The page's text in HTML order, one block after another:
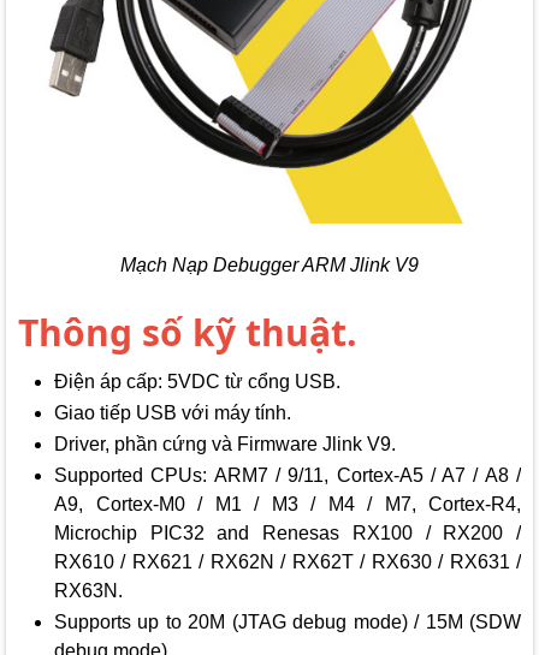
Mạch Nạp Debugger ARM Jlink V9
Thông số kỹ thuật.
Điện áp cấp: 5VDC từ cổng USB.
Giao tiếp USB với máy tính.
Driver, phần cứng và Firmware Jlink V9.
Supported CPUs: ARM7 / 9/11, Cortex-A5 / A7 / A8 /
A9, Cortex-M0 / M1 / M3 / M4 / M7, Cortex-R4,
Microchip PIC32 and Renesas RX100 / RX200 /
RX610 / RX621 / RX62N / RX62T / RX630 / RX631 /
RX63N.
Supports up to 20M (JTAG debug mode) / 15M (SDW
debug mode).